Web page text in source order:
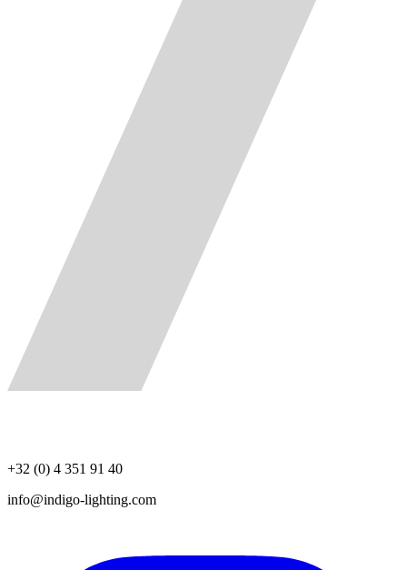
+32 (0) 4 351 91 40
info@indigo-lighting.com